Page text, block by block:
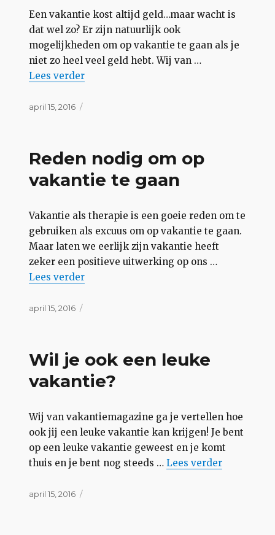
Een vakantie kost altijd geld…maar wacht is
dat wel zo? Er zijn natuurlijk ook
mogelijkheden om op vakantie te gaan als je
niet zo heel veel geld hebt. Wij van …
Lees“Gratis vakantie? Is dat mogelijk?”
verder
Geplaatst
april 15, 2016
Reden nodig om op
vakantie te gaan
Vakantie als therapie is een goeie reden om te
gebruiken als excuus om op vakantie te gaan.
Maar laten we eerlijk zijn vakantie heeft
zeker een positieve uitwerking op ons …
Lees“Reden nodig om op vakantie te gaan”
verder
Geplaatst
april 15, 2016
Wil je ook een leuke
vakantie?
Wij van vakantiemagazine ga je vertellen hoe
ook jij een leuke vakantie kan krijgen! Je bent
op een leuke vakantie geweest en je komt
thuis en je bent nog steeds …Lees“Wil je ook een
verder
Geplaatst
april 15, 2016